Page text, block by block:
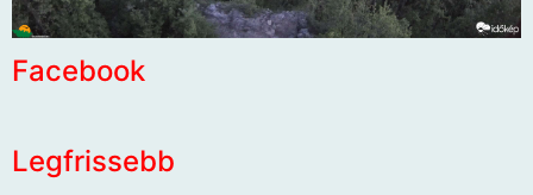
Facebook
Legfrissebb